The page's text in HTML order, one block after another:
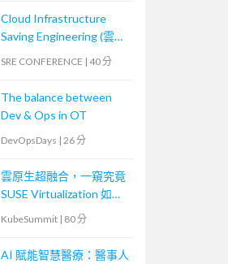
Cloud Infrastructure
Saving Engineering (雲端
SRE CONFERENCE | 40 分
The balance between
Dev & Ops in OT
DevOpsDays | 26 分
雲原生超融合，一窺究竟
SUSE Virtualization 如何
解決傳統應用與現代化雲
KubeSummit | 80 分
AI 賦能智慧醫療：醫事人